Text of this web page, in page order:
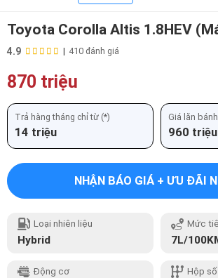
Toyota Corolla Altis 1.8HEV
4.9 | 410 đánh giá
870 triệu
Trả hàng tháng chỉ từ (*)
14 triệu
Giá lăn
960 triệu
NHẬN BÁO GIÁ + ƯU ĐÃI
Loại nhiên liệu
Hybrid
Mức
7L/
Động cơ Hộp số